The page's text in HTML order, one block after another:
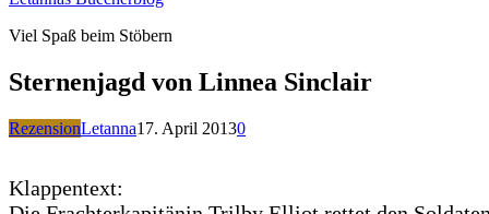
Viel Spaß beim Stöbern
Sternenjagd von Linnea Sinclair
RezensionLetanna17. April 20130
Klappentext: